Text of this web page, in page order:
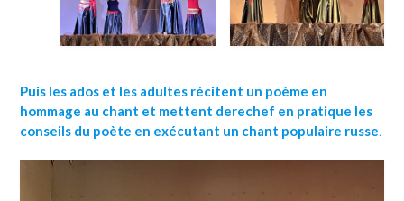
Puis les ados et les adultes récitent un poème en
hommage au chant et mettent derechef en pratique les
conseils du poète en exécutant un chant populaire russe.